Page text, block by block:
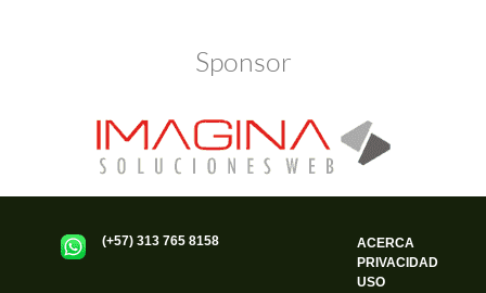
Sponsor
(+57) 313 765 8158
ACERCA
PRIVACIDAD
USO